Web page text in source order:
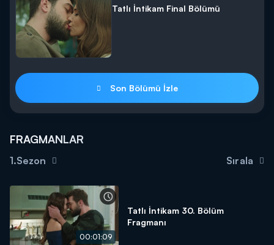
Tatlı İntikam Final Bölümü
Son Bölümü İzle
FRAGMANLAR
1.Sezon Sırala
00:01:09
Tatlı İntikam 30. Bölüm
Fragmanı